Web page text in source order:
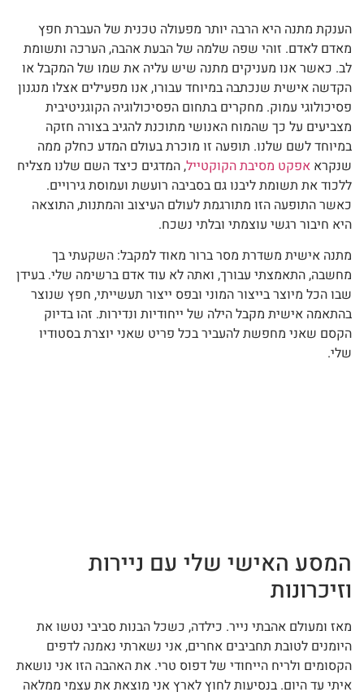
הענקת מתנה היא הרבה יותר מפעולה טכנית של העברת חפץ
מאדם לאדם. זוהי שפה שלמה של הבעת אהבה, הערכה ותשומת
לב. כאשר אנו מעניקים מתנה שיש עליה את שמו של המקבל או
הקדשה אישית שנכתבה במיוחד עבורו, אנו מפעילים אצלו מנגנון
פסיכולוגי עמוק. מחקרים בתחום הפסיכולוגיה הקוגניטיבית
מצביעים על כך שהמוח האנושי מתוכנת להגיב בצורה חזקה
במיוחד לשם שלנו. תופעה זו מוכרת בעולם המדע כחלק ממה
שנקרא אפקט מסיבת הקוקטייל, המדגים כיצד השם שלנו מצליח
ללכוד את תשומת ליבנו גם בסביבה רועשת ועמוסת גירויים.
כאשר התופעה הזו מתורגמת לעולם העיצוב והמתנות, התוצאה
היא חיבור רגשי עוצמתי ובלתי נשכח.
מתנה אישית משדרת מסר ברור מאוד למקבל: השקעתי בך
מחשבה, התאמצתי עבורך, ואתה לא עוד אדם ברשימה שלי. בעידן
שבו הכל מיוצר בייצור המוני ובפס ייצור תעשייתי, חפץ שנוצר
בהתאמה אישית מקבל הילה של ייחודיות ונדירות. זהו בדיוק
הקסם שאני מחפשת להעביר בכל פריט שאני יוצרת בסטודיו
שלי.
המסע האישי שלי עם ניירות
וזיכרונות
מאז ומעולם אהבתי נייר. כילדה, כשכל הבנות סביבי נטשו את
היומנים לטובת תחביבים אחרים, אני נשארתי נאמנה לדפים
הקסומים ולריח הייחודי של דפוס טרי. את האהבה הזו אני נושאת
איתי עד היום. בנסיעות לחוץ לארץ אני מוצאת את עצמי ממלאה